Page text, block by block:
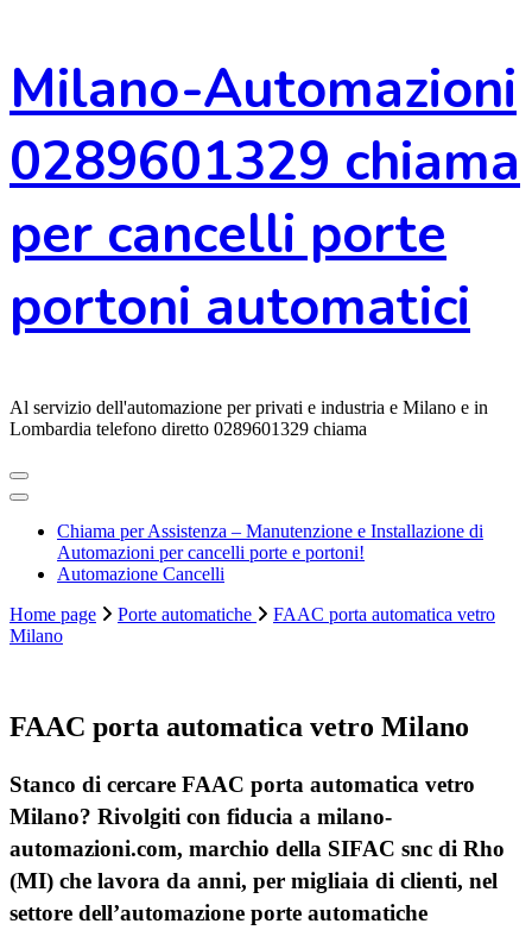
al
contenuto
Milano-Automazioni
0289601329 chiama
per cancelli porte
portoni automatici
Al servizio dell'automazione per privati e industria e Milano e in
Lombardia telefono diretto 0289601329 chiama
Chiama per Assistenza – Manutenzione e Installazione di
Automazioni per cancelli porte e portoni!
Automazione Cancelli
Home page
Porte automatiche
FAAC porta automatica vetro
Milano
FAAC porta automatica vetro Milano
Stanco di cercare FAAC porta automatica vetro
Milano? Rivolgiti con fiducia a milano-
automazioni.com, marchio della SIFAC snc di Rho
(MI) che lavora da anni, per migliaia di clienti, nel
settore dell’automazione porte automatiche